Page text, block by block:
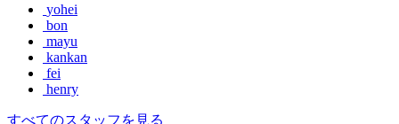
yohei
bon
mayu
kankan
fei
henry
すべてのスタッフを見る